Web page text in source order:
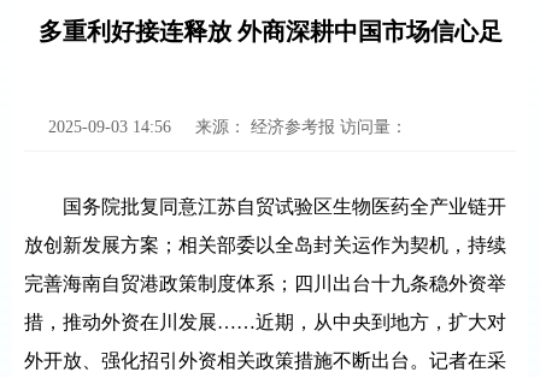
多重利好接连释放 外商深耕中国市场信心足
2025-09-03 14:56 来源： 经济参考报 访问量：
国务院批复同意江苏自贸试验区生物医药全产业链开
放创新发展方案；相关部委以全岛封关运作为契机，持续
完善海南自贸港政策制度体系；四川出台十九条稳外资举
措，推动外资在川发展……近期，从中央到地方，扩大对
外开放、强化招引外资相关政策措施不断出台。记者在采